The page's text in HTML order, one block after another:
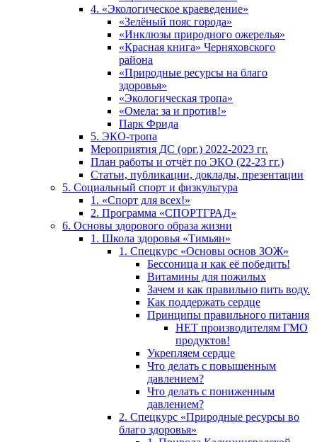
4. «Экологическое краеведение»
«Зелёный пояс города»
«Инклюзы природного ожерелья»
«Красная книга» Черняховского
района
«Природные ресурсы на благо
здоровья»
«Экологическая тропа»
«Омела: за и против!»
Парк Фрида
5. ЭКО-тропа
Мероприятия ДС (орг.) 2022-2023 гг.
План работы и отчёт по ЭКО (22-23 гг.)
Статьи, публикации, доклады, презентации
5. Социальный спорт и физкультура
1. «Спорт для всех!»
2. Программа «СПОРТГРАД»
6. Основы здорового образа жизни
1. Школа здоровья «Тимьян»
1. Спецкурс «Основы основ ЗОЖ»
Бессоница и как её победить!
Витамины для пожилых
Зачем и как правильно пить воду.
Как поддержать сердце
Принципы правильного питания
НЕТ производителям ГМО
продуктов!
Укрепляем сердце
Что делать с повышенным
давлением?
Что делать с пониженным
давлением?
2. Спецкурс «Природные ресурсы во
благо здоровья»